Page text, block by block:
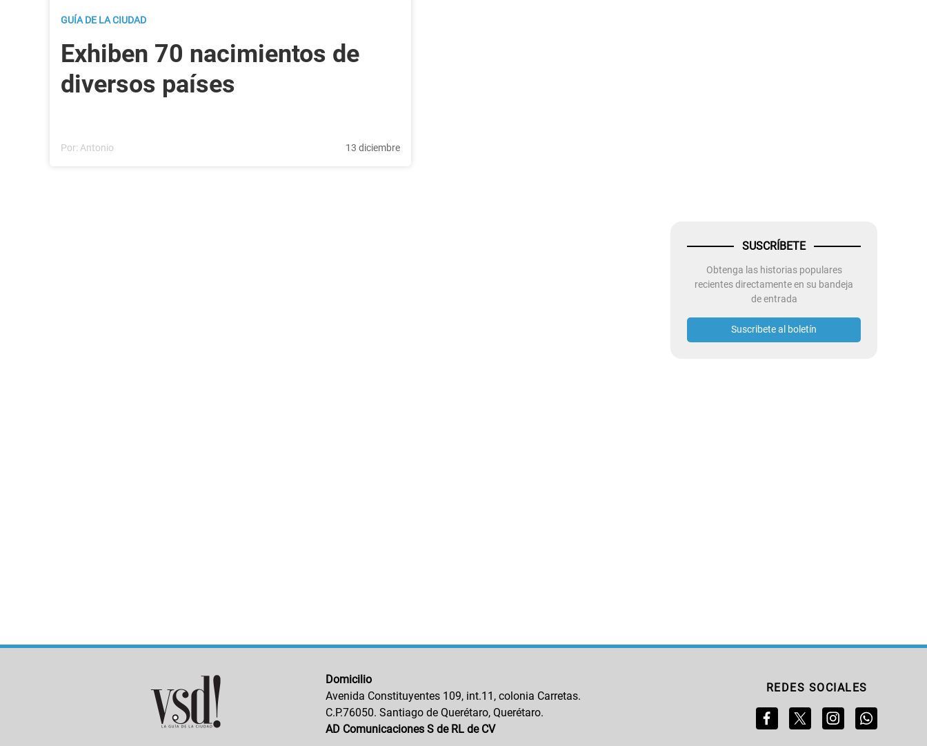
GUÍA DE LA CIUDAD
Exhiben 70 nacimientos de
diversos países
Por: Antonio 13 diciembre
SUSCRÍBETE
Obtenga las historias populares
recientes directamente en su bandeja
de entrada
Suscribete al boletín
Domicilio
Avenida Constituyentes 109, int.11, colonia Carretas.
C.P.76050. Santiago de Querétaro, Querétaro.
AD Comunicaciones S de RL de CV
REDES SOCIALES